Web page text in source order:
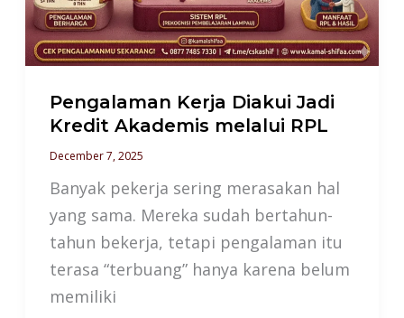
Pengalaman Kerja Diakui Jadi
Kredit Akademis melalui RPL
December 7, 2025
Banyak pekerja sering merasakan hal
yang sama. Mereka sudah bertahun-
tahun bekerja, tetapi pengalaman itu
terasa “terbuang” hanya karena belum
memiliki
Akademis
melalui
RPL